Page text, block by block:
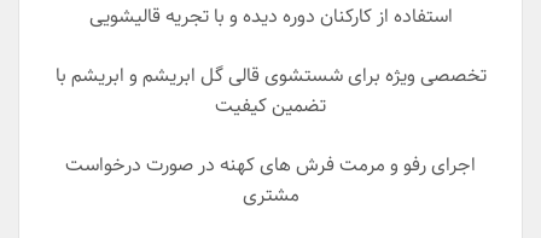
استفاده از کارکنان دوره دیده و با تجریه قالیشویی
تخصصی ویژه برای شستشوی قالی گل ابریشم و ابریشم با
تضمین کیفیت
اجرای رفو و مرمت فرش های کهنه در صورت درخواست
مشتری